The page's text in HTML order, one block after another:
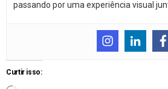
passando por uma experiência visual
Curtir isso: